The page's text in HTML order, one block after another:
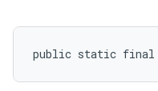
public static final